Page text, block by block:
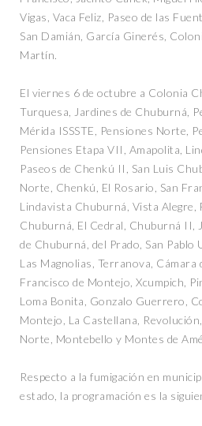
Vigas, Vaca Feliz, Paseo de las
San Damián, García Ginerés,
Martín.
El viernes 6 de octubre a Colonia
Turquesa, Jardines de Chuburná,
Mérida ISSSTE, Pensiones Norte,
Pensiones Etapa VII, Amapolita,
Paseos de Chenkú II, San Luis
Norte, Chenkú, El Rosario, San
Lindavista Chuburná, Vista Alegre,
Chuburná, El Cedral, Chuburná II,
de Chuburná, del Prado, San Pablo
Las Magnolias, Terranova, Cámara
Francisco de Montejo, Xcumpich,
Loma Bonita, Gonzalo Guerrero,
Montejo, La Castellana,
Norte, Montebello y Montes de
Respecto a la fumigación en
estado, la programación es la